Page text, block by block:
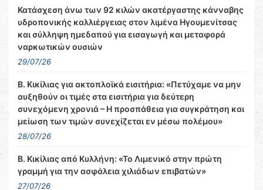
Κατάσχεση άνω των 92 κιλών ακατέργαστης κάνναβης
υδροπονικής καλλιέργειας στον λιμένα Ηγουμενίτσας
και σύλληψη ημεδαπού για εισαγωγή και μεταφορά
ναρκωτικών ουσιών
29/07/26
Β. Κικίλιας για ακτοπλοϊκά εισιτήρια: «Πετύχαμε να μην
αυξηθούν οι τιμές στα εισιτήρια για δεύτερη
συνεχόμενη χρονιά – Η προσπάθεια για συγκράτηση και
μείωση των τιμών συνεχίζεται εν μέσω πολέμου»
28/07/26
Β. Κικίλιας από Κυλλήνη: «Το Λιμενικό στην πρώτη
γραμμή για την ασφάλεια χιλιάδων επιβατών»
27/07/26